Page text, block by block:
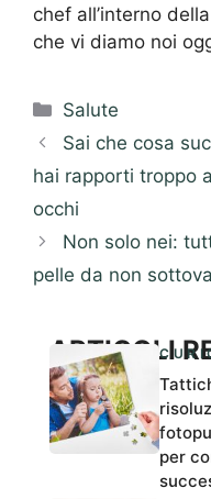
chef all’interno
che vi diamo noi
Categorie
Salute
Sai che cosa
hai rapporti troppo
occhi
Non solo nei:
pelle da non
ARTICOLI
per